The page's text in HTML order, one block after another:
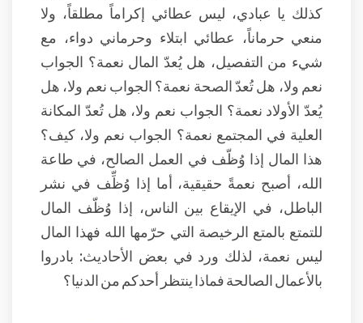
كذلك يا عبادي، ليس عطائي إكراماً مطلقاً، ولا
منعي حرماناً، عطائي ابتلاء وحرماني دواء، مع
شيء من التفصيل، هل يُعدّ المال نعمة؟ الجواب
نعم ولا، هل تُعدّ الصحة نعمة؟ الجواب نعم ولا، هل
يُعدّ الأولاد نعمة؟ الجواب نعم ولا، هل تُعدّ المكانة
العلية في المجتمع نعمة؟ الجواب نعم ولا، كيف؟
هذا المال إذا وُظّف في العمل الصالح، في طاعة
الله، أصبح نعمةً حقيقية، أما إذا وُظِّف في نشر
الباطل، في الإيقاع بين الناس، إذا وُظّف المال
للتمتع بالمتع الرخيصة التي حرّمها الله فهذا المال
ليس نعمة، لذلك ورد في بعض الأحاديث: بادروا
بالأعمال الصالحة فماذا ينتظر أحدكم من الدنيا؟